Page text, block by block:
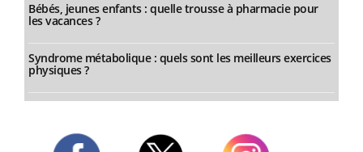
Bébés, jeunes enfants : quelle trousse à pharmacie pour
les vacances ?
Syndrome métabolique : quels sont les meilleurs exercices
physiques ?